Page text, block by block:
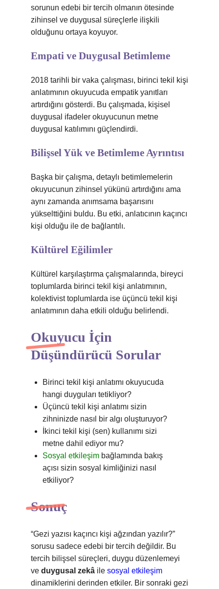
sorunun edebi bir tercih olmanın ötesinde
zihinsel ve duygusal süreçlerle ilişkili
olduğunu ortaya koyuyor.
Empati ve Duygusal Betimleme
2018 tarihli bir vaka çalışması, birinci tekil kişi
anlatımının okuyucuda empatik yanıtları
artırdığını gösterdi. Bu çalışmada, kişisel
duygusal ifadeler okuyucunun metne
duygusal katılımını güçlendirdi.
Bilişsel Yük ve Betimleme Ayrıntısı
Başka bir çalışma, detaylı betimlemelerin
okuyucunun zihinsel yükünü artırdığını ama
aynı zamanda anımsama başarısını
yükselttiğini buldu. Bu etki, anlatıcının kaçıncı
kişi olduğu ile de bağlantılı.
Kültürel Eğilimler
Kültürel karşılaştırma çalışmalarında, bireyci
toplumlarda birinci tekil kişi anlatımının,
kolektivist toplumlarda ise üçüncü tekil kişi
anlatımının daha etkili olduğu belirlendi.
Okuyucu İçin
Düşündürücü Sorular
Birinci tekil kişi anlatımı okuyucuda
hangi duyguları tetikliyor?
Üçüncü tekil kişi anlatımı sizin
zihninizde nasıl bir algı oluşturuyor?
İkinci tekil kişi (sen) kullanımı sizi
metne dahil ediyor mu?
Sosyal etkileşim bağlamında bakış
açısı sizin sosyal kimliğinizi nasıl
etkiliyor?
Sonuç
“Gezi yazısı kaçıncı kişi ağzından yazılır?”
sorusu sadece edebi bir tercih değildir. Bu
tercih bilişsel süreçleri, duygu düzenlemeyi
ve duygusal zekâ ile sosyal etkileşim
dinamiklerini derinden etkiler. Bir sonraki gezi